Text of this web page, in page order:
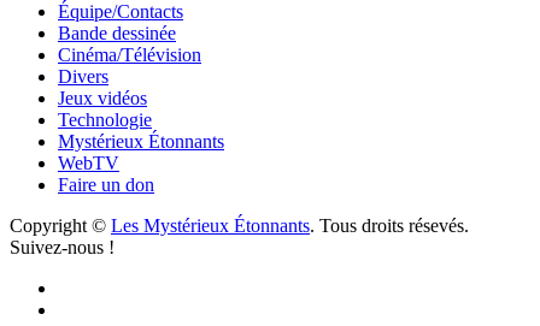
Équipe/Contacts
Bande dessinée
Cinéma/Télévision
Divers
Jeux vidéos
Technologie
Mystérieux Étonnants
WebTV
Faire un don
Copyright © Les Mystérieux Étonnants. Tous droits résevés.
Suivez-nous !